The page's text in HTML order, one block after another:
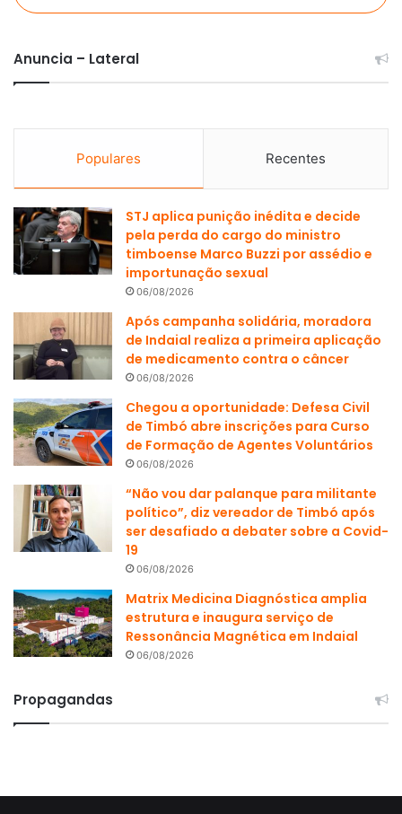
Anuncia – Lateral
Populares Recentes
STJ aplica punição inédita e decide
pela perda do cargo do ministro
timboense Marco Buzzi por assédio e
importunação sexual
06/08/2026
Após campanha solidária, moradora
de Indaial realiza a primeira aplicação
de medicamento contra o câncer
06/08/2026
Chegou a oportunidade: Defesa Civil
de Timbó abre inscrições para Curso
de Formação de Agentes Voluntários
06/08/2026
“Não vou dar palanque para militante
político”, diz vereador de Timbó após
ser desafiado a debater sobre a Covid-
19
06/08/2026
Matrix Medicina Diagnóstica amplia
estrutura e inaugura serviço de
Ressonância Magnética em Indaial
06/08/2026
Propagandas